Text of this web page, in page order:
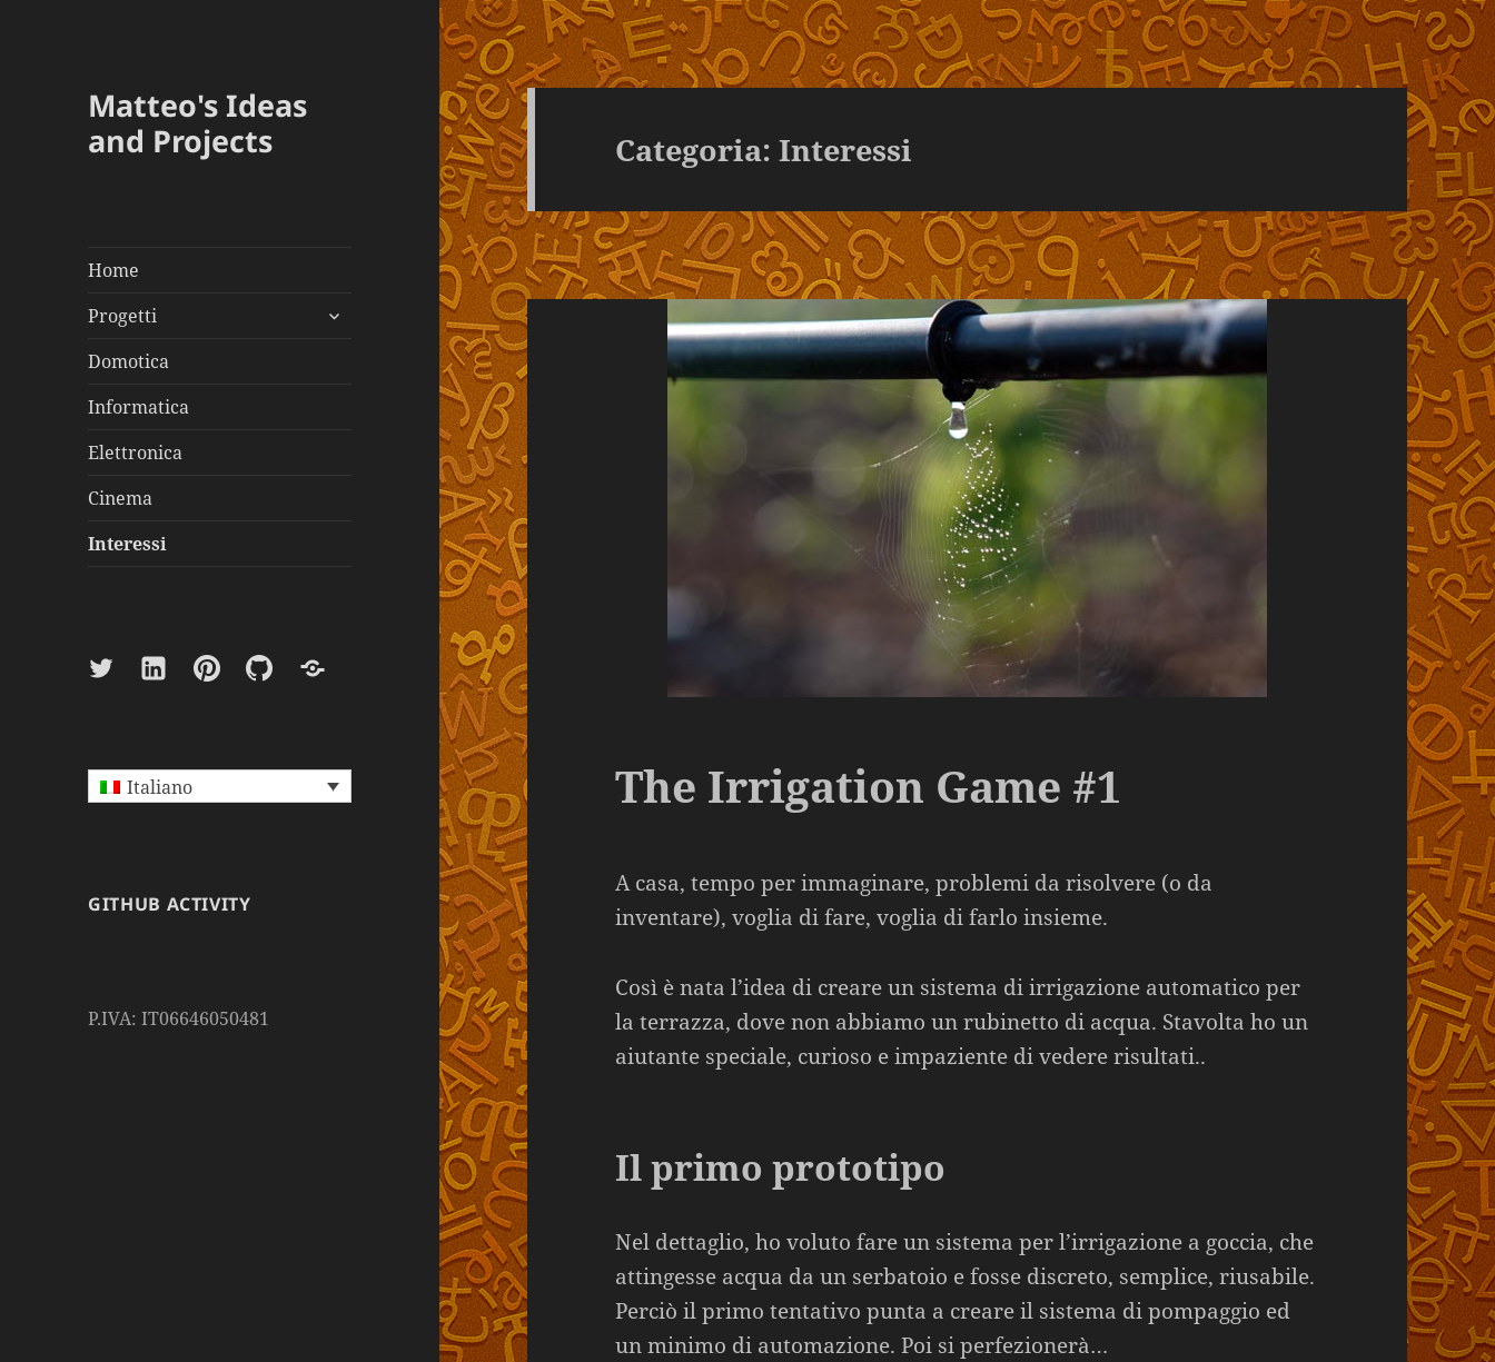
Matteo's Ideas
and Projects
Home
Progetti
apri
Domotica
Informatica
Elettronica
Cinema
Interessi
TwitterLinkedinPinterestGithubPaypal
Italiano
GITHUB ACTIVITY
P.IVA: IT06646050481
Categoria:Interessi
The Irrigation Game #1
A casa, tempo per immaginare, problemi da risolvere (o da
inventare), voglia di fare, voglia di farlo insieme.
Così è nata l’idea di creare un sistema di irrigazione automatico per
la terrazza, dove non abbiamo un rubinetto di acqua. Stavolta ho un
aiutante speciale, curioso e impaziente di vedere risultati..
Il primo prototipo
Nel dettaglio, ho voluto fare un sistema per l’irrigazione a goccia, che
attingesse acqua da un serbatoio e fosse discreto, semplice, riusabile.
Perciò il primo tentativo punta a creare il sistema di pompaggio ed
un minimo di automazione. Poi si perfezionerà…